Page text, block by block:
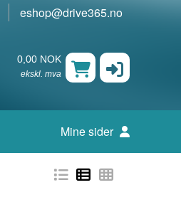
eshop@drive365.no
0,00 NOK
ekskl. mva
Mine sider